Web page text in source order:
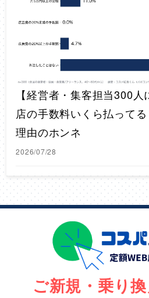
【経営者・集客担当300
店の手数料いくら払って
理由のホンネ
2026/07/28
ご新規・乗り